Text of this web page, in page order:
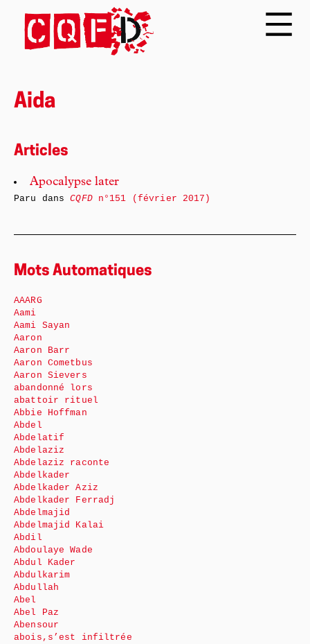
Aida
Articles
Apocalypse later
Paru dansCQFDn°151 (février 2017)
Mots Automatiques
AAARG
Aami
Aami Sayan
Aaron
Aaron Barr
Aaron Cometbus
Aaron Sievers
abandonné lors
abattoir rituel
Abbie Hoffman
Abdel
Abdelatif
Abdelaziz
Abdelaziz raconte
Abdelkader
Abdelkader Aziz
Abdelkader Ferradj
Abdelmajid
Abdelmajid Kalai
Abdil
Abdoulaye Wade
Abdul Kader
Abdulkarim
Abdullah
Abel
Abel Paz
Abensour
abois,s’est infiltrée